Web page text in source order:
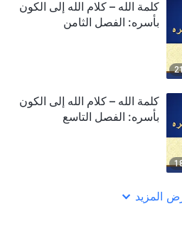
كلمة الله – كلام الله إلى الكون
بأسره: الفصل الثامن
كلمة الله – كلام الله إلى الكون
بأسره: الفصل التاسع
المزيد